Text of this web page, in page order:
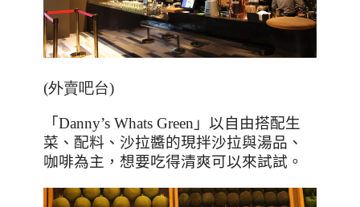
(外賣吧台)
「 Danny’s Whats Green 」以自由搭配生
菜、配料、沙拉醬的現拌沙拉與湯品、
咖啡為主，想要吃得清爽可以來試試。